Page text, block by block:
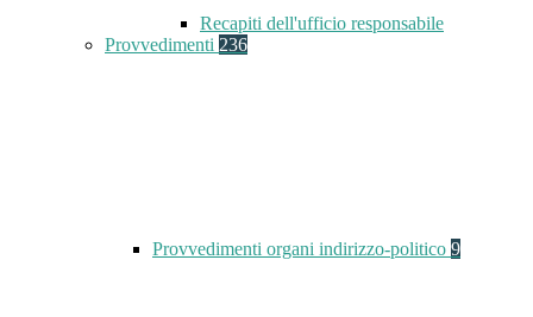
Recapiti dell'ufficio responsabile
Provvedimenti 236
Provvedimenti organi indirizzo-politico 9